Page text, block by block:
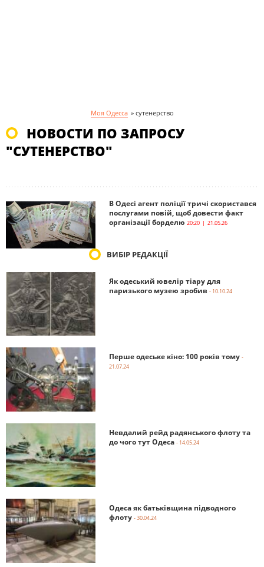
Моя Одесса » сутенерство
НОВОСТИ ПО ЗАПРОСУ
"СУТЕНЕРСТВО"
В Одесі агент поліції тричі скористався
послугами повій, щоб довести факт
організації борделю 20:20 | 21.05.26
ВИБІР РЕДАКЦІЇ
Як одеський ювелір тіару для
паризького музею зробив - 10.10.24
Перше одеське кіно: 100 років тому -
21.07.24
Невдалий рейд радянського флоту та
до чого тут Одеса - 14.05.24
Одеса як батьківщина підводного
флоту - 30.04.24